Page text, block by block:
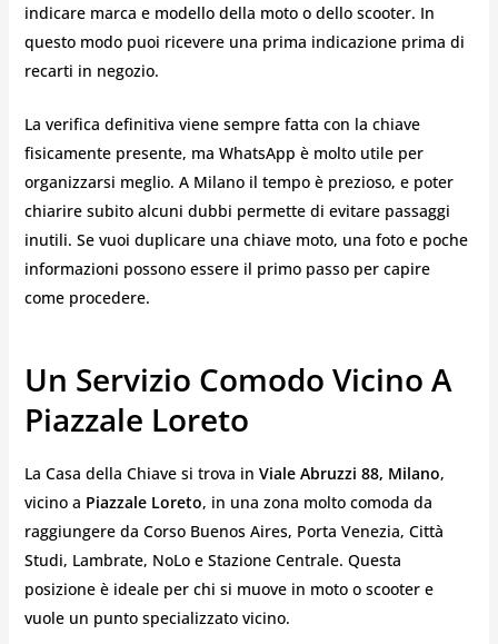
indicare marca e modello della moto o dello scooter. In
questo modo puoi ricevere una prima indicazione prima di
recarti in negozio.
La verifica definitiva viene sempre fatta con la chiave
fisicamente presente, ma WhatsApp è molto utile per
organizzarsi meglio. A Milano il tempo è prezioso, e poter
chiarire subito alcuni dubbi permette di evitare passaggi
inutili. Se vuoi duplicare una chiave moto, una foto e poche
informazioni possono essere il primo passo per capire
come procedere.
Un Servizio Comodo Vicino A
Piazzale Loreto
La Casa della Chiave si trova in Viale Abruzzi 88, Milano,
vicino a Piazzale Loreto, in una zona molto comoda da
raggiungere da Corso Buenos Aires, Porta Venezia, Città
Studi, Lambrate, NoLo e Stazione Centrale. Questa
posizione è ideale per chi si muove in moto o scooter e
vuole un punto specializzato vicino.